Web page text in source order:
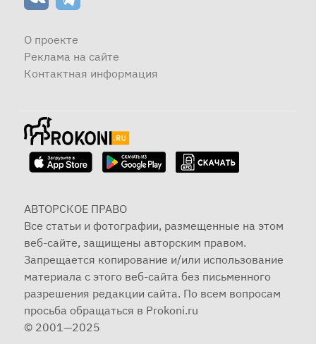
О проекте
Реклама на сайте
Контактная информация
АВТОРСКОЕ ПРАВО
Все статьи и фотографии, размещенные на этом
веб-сайте, защищены авторским правом.
Запрещается копирование и/или использование
материала с этого веб-сайта без письменного
разрешения редакции сайта. По всем вопросам
просьба обращаться в Prokoni.ru
© 2001—2025